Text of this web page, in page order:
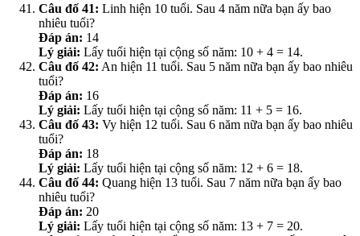
Câu đố 41: Linh hiện 10 tuổi. Sau 4 năm nữa bạn ấy bao
nhiêu tuổi?
Đáp án: 14
Lý giải: Lấy tuổi hiện tại cộng số năm: 10 + 4 = 14.
Câu đố 42: An hiện 11 tuổi. Sau 5 năm nữa bạn ấy bao nhiêu
tuổi?
Đáp án: 16
Lý giải: Lấy tuổi hiện tại cộng số năm: 11 + 5 = 16.
Câu đố 43: Vy hiện 12 tuổi. Sau 6 năm nữa bạn ấy bao nhiêu
tuổi?
Đáp án: 18
Lý giải: Lấy tuổi hiện tại cộng số năm: 12 + 6 = 18.
Câu đố 44: Quang hiện 13 tuổi. Sau 7 năm nữa bạn ấy bao
nhiêu tuổi?
Đáp án: 20
Lý giải: Lấy tuổi hiện tại cộng số năm: 13 + 7 = 20.